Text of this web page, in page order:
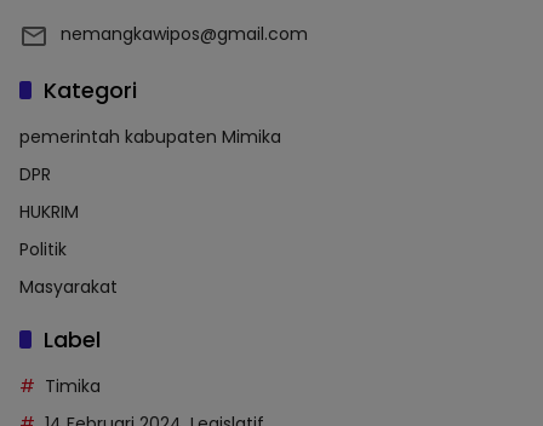
nemangkawipos@gmail.com
Kategori
pemerintah kabupaten Mimika
DPR
HUKRIM
Politik
Masyarakat
Label
Timika